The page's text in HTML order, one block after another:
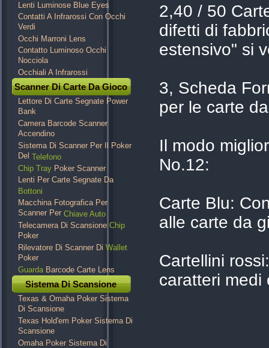
Lenti Luminose Blue Eyes
Contatti A Infrarossi Con Occhi
Verdi
Occhi Marroni Lens
Contatto Luminoso Occhi
Nocciola
Occhiali A Infrarossi
Scanner Di Carte Da Gioco
Lettore Di Carte Segnate Power
Bank
Camera Barcode Scanner
Accendino
Sistema Di Scanner Per Il Poker
Del Telefono
Chip Tray Poker Scanner
Lenti Per Carte Segnate Da
Bottoni
Macchina Fotografica Per
Scanner Per Chiave Auto
Telecamera Di Scansione Chip
Poker
Rilevatore Di Scanner Di Wallet
Poker
Guarda Barcode Carte Lens
Sistema Di Scansione
Texas & Omaha Poker Sistema
Di Scansione
Texas Hold'em Poker Sistema Di
Scansione
Omaha Poker Sistema Di
2,40 / 50
difetti di
estensivo" si
3, Scheda
per le carte
Il modo
No.12:
Carte Blu:
alle carte da
Cartellini
caratteri medi